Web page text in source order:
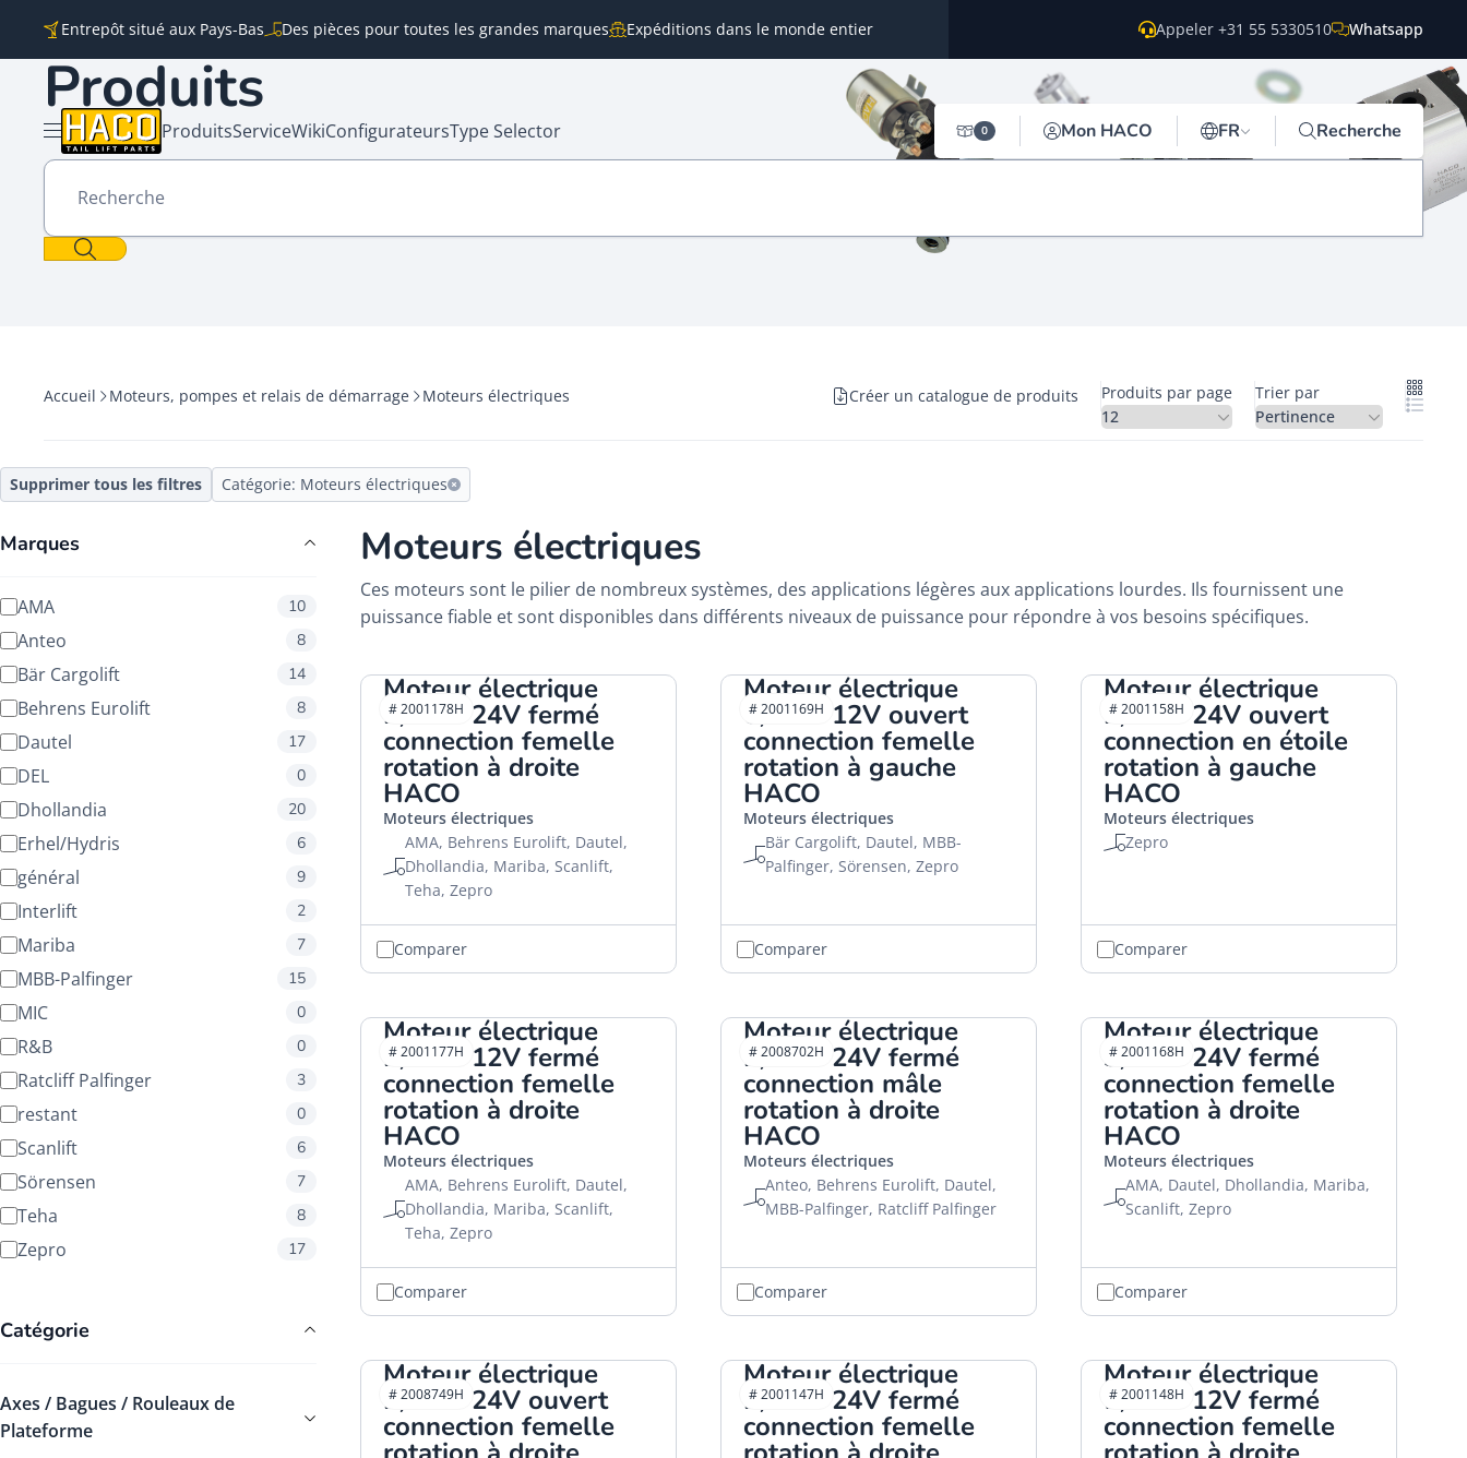
Entrepôt situé aux Pays-Bas Des pièces pour toutes les grandes marques Expéditions dans le monde entier Appeler +31 55 5330510 Whatsapp
Ouvrir le menu
ProduitsServiceWikiConfigurateursType Selector 0 Mon HACO FR Recherche
Produits
Recherche
Accueil Moteurs, pompes et relais de démarrage Moteurs électriques Créer un catalogue de produits Produits par page Trier par
Supprimer tous les filtres Catégorie: Moteurs électriques
Marques
AMA 10
Anteo 8
Bär Cargolift 14
Behrens Eurolift 8
Dautel 17
DEL 0
Dhollandia 20
Erhel/Hydris 6
général 9
Interlift 2
Mariba 7
MBB-Palfinger 15
MIC 0
R&B 0
Ratcliff Palfinger 3
restant 0
Scanlift 6
Sörensen 7
Teha 8
Zepro 17
Catégorie
Axes / Bagues / Rouleaux de
Plateforme
Moteurs électriques
Ces moteurs sont le pilier de nombreux systèmes, des applications légères aux applications lourdes. Ils fournissent une
puissance fiable et sont disponibles dans différents niveaux de puissance pour répondre à vos besoins spécifiques.
Moteur électrique
2,0kW 24V fermé
connection femelle
rotation à droite
HACO
Moteurs électriques
AMA, Behrens Eurolift, Dautel,
Dhollandia, Mariba, Scanlift,
Teha, Zepro
# 2001178H
Comparer
Moteur électrique
0,8kW 12V ouvert
connection femelle
rotation à gauche
HACO
Moteurs électriques
Bär Cargolift, Dautel, MBB-
Palfinger, Sörensen, Zepro
# 2001169H
Comparer
Moteur électrique
2,0kW 24V ouvert
connection en étoile
rotation à gauche
HACO
Moteurs électriques
Zepro
# 2001158H
Comparer
Moteur électrique
2,0kW 12V fermé
connection femelle
rotation à droite
HACO
Moteurs électriques
AMA, Behrens Eurolift, Dautel,
Dhollandia, Mariba, Scanlift,
Teha, Zepro
# 2001177H
Comparer
Moteur électrique
2,0kW 24V fermé
connection mâle
rotation à droite
HACO
Moteurs électriques
Anteo, Behrens Eurolift, Dautel,
MBB-Palfinger, Ratcliff Palfinger
# 2008702H
Comparer
Moteur électrique
3,0kW 24V fermé
connection femelle
rotation à droite
HACO
Moteurs électriques
AMA, Dautel, Dhollandia, Mariba,
Scanlift, Zepro
# 2001168H
Comparer
Moteur électrique
2,0kW 24V ouvert
connection femelle
# 2008749H
Moteur électrique
2,0kW 24V fermé
connection femelle
# 2001147H
Moteur électrique
1,2kW 12V fermé
connection femelle
# 2001148H